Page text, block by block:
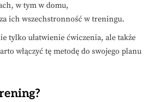
w tym w domu,
ich wszechstronność w treningu.
tylko ułatwienie ćwiczenia, ale także
włączyć tę metodę do swojego planu